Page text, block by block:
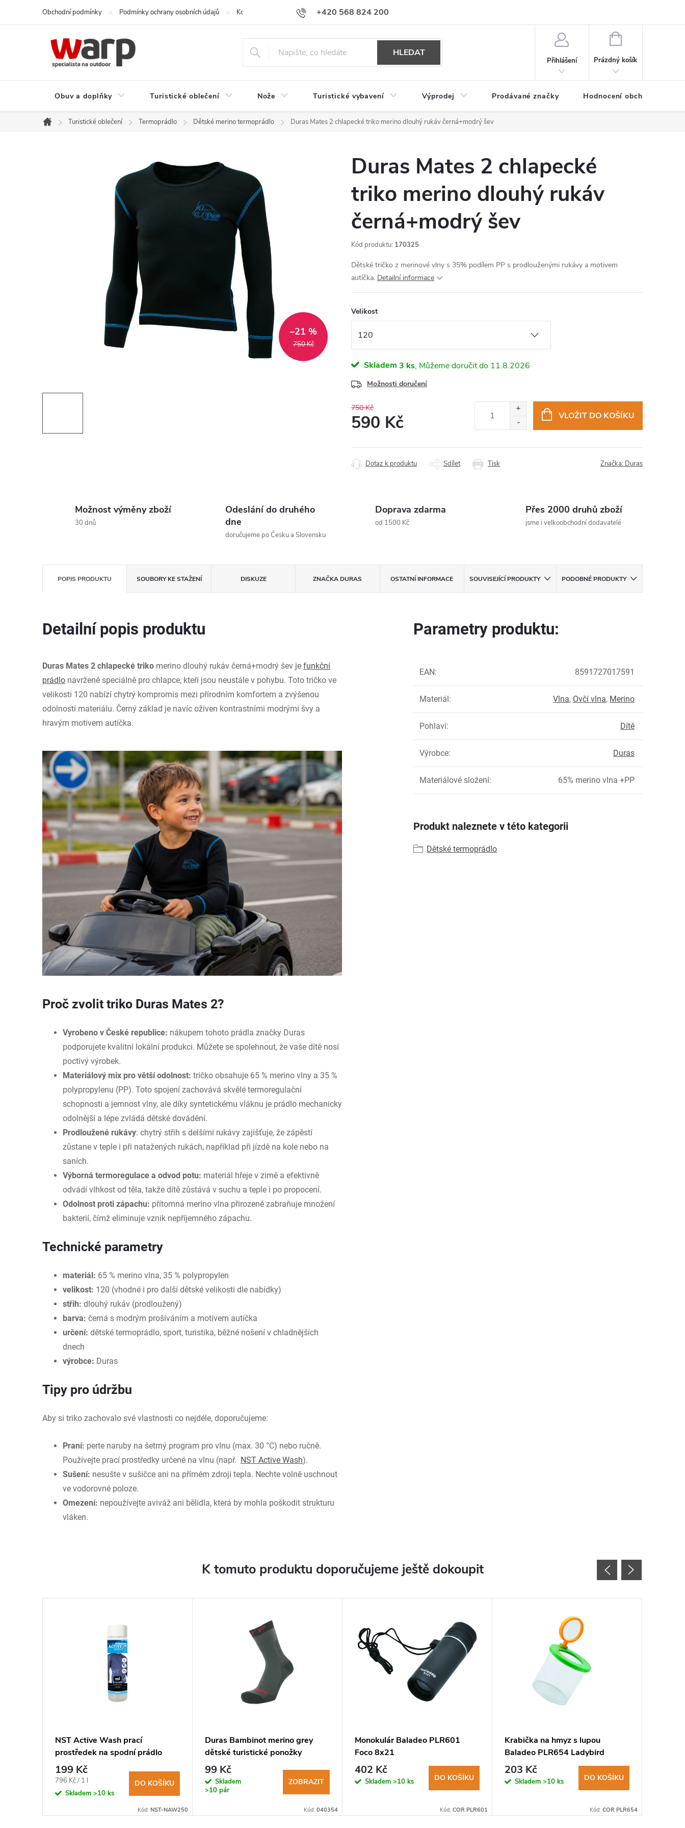
+420 568 824 200
Obchodní podmínky Podmínky ochrany osobních údajů Kontakty Doprava a platba Hodnocení obchodu
HLEDAT
Přihlášení
NÁKUPNÍ
Prázdný košík
Obuv a doplňky Turistické oblečení Nože Turistické vybavení Výprodej Prodávané značky Hodnocení obchodu
Domů
Turistické oblečení Termoprádlo Dětské merino termoprádlo Duras Mates 2 chlapecké triko merino dlouhý rukáv černá+modrý šev
750 Kč
–21 %
Duras Mates 2 chlapecké
triko merino dlouhý rukáv
černá+modrý šev
Kód produktu: 170325
Dětské tričko z merinové vlny s 35% podílem PP s prodlouženými rukávy a motivem
autíčka. Detailní informace
Velikost
Skladem 3 ks 11.8.2026
Možnosti doručení
750 Kč
590 Kč
cena:
VLOŽIT DO KOŠÍKU
Tisk
Dotaz k produktu Sdílet Značka: Duras
Možnost výměny zboží
30 dnů
Odeslání do druhého
dne
doručujeme po Česku a Slovensku
Doprava zdarma
od 1500 Kč
Přes 2000 druhů zboží
jsme i velkoobchodní dodavatelé
POPIS PRODUKTU SOUBORY KE STAŽENÍ DISKUZE ZNAČKA DURAS OSTATNÍ INFORMACE SOUVISEJÍCÍ PRODUKTY PODOBNÉ PRODUKTY
Detailní popis produktu
Duras Mates 2 chlapecké triko merino dlouhý rukáv černá+modrý šev je funkční
prádlo navržené speciálně pro chlapce, kteří jsou neustále v pohybu. Toto tričko ve
velikosti 120 nabízí chytrý kompromis mezi přírodním komfortem a zvýšenou
odolností materiálu. Černý základ je navíc oživen kontrastními modrými švy a
hravým motivem autíčka.
Proč zvolit triko Duras Mates 2?
Vyrobeno v České republice: nákupem tohoto prádla značky Duras
podporujete kvalitní lokální produkci. Můžete se spolehnout, že vaše dítě nosí
poctivý výrobek.
Materiálový mix pro větší odolnost: tričko obsahuje 65 % merino vlny a 35 %
polypropylenu (PP). Toto spojení zachovává skvělé termoregulační
schopnosti a jemnost vlny, ale díky syntetickému vláknu je prádlo mechanicky
odolnější a lépe zvládá dětské dovádění.
Prodloužené rukávy: chytrý střih s delšími rukávy zajišťuje, že zápěstí
zůstane v teple i při natažených rukách, například při jízdě na kole nebo na
saních.
Výborná termoregulace a odvod potu: materiál hřeje v zimě a efektivně
odvádí vlhkost od těla, takže dítě zůstává v suchu a teple i po propocení.
Odolnost proti zápachu: přítomná merino vlna přirozeně zabraňuje množení
bakterií, čímž eliminuje vznik nepříjemného zápachu.
Technické parametry
materiál: 65 % merino vlna, 35 % polypropylen
velikost: 120 (vhodné i pro další dětské velikosti dle nabídky)
střih: dlouhý rukáv (prodloužený)
barva: černá s modrým prošíváním a motivem autíčka
určení: dětské termoprádlo, sport, turistika, běžné nošení v chladnějších
dnech
výrobce: Duras
Tipy pro údržbu
Aby si triko zachovalo své vlastnosti co nejdéle, doporučujeme:
Praní: perte naruby na šetrný program pro vlnu (max. 30 °C) nebo ručně.
Používejte prací prostředky určené na vlnu (např. NST Active Wash).
Sušení: nesušte v sušičce ani na přímém zdroji tepla. Nechte volně uschnout
ve vodorovné poloze.
Omezení: nepoužívejte aviváž ani bělidla, která by mohla poškodit strukturu
vláken.
Parametry produktu:
EAN: 8591727017591
Materiál: Vlna, Ovčí vlna, Merino
Pohlaví: Dítě
Výrobce: Duras
Materiálové složení: 65% merino vlna +PP
Produkt naleznete v této kategorii
Dětské termoprádlo
K tomuto produktu doporučujeme ještě dokoupit
NST Active Wash prací
prostředek na spodní prádlo
250ml
199 Kč
Měrná
cena:
796 Kč / 1 l
Skladem >10 ks
DO KOŠÍKU
Kód: NST-NAW250
Duras Bambinot merino grey
dětské turistické ponožky
99 Kč
Skladem
>10 pár
ZOBRAZIT
Kód: 040354
Monokulár Baladeo PLR601
Foco 8x21
402 Kč
Skladem >10 ks DO KOŠÍKU
Kód: COR PLR601
Krabička na hmyz s lupou
Baladeo PLR654 Ladybird
203 Kč
Skladem >10 ks DO KOŠÍKU
Kód: COR PLR654